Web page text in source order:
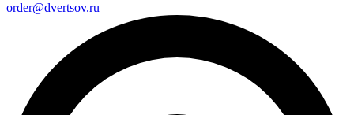
order@dvertsov.ru